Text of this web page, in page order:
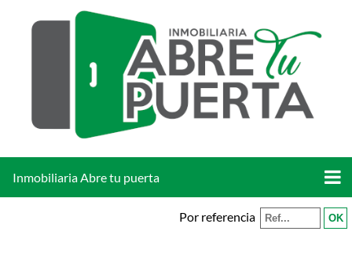
Inmobiliaria Abre tu puerta
Por referencia